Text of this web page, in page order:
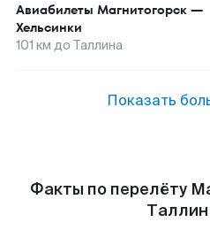
Авиабилеты Магнитогорск —
Хельсинки
101 км до Таллина
Показать
Факты по перелёту
Таллин